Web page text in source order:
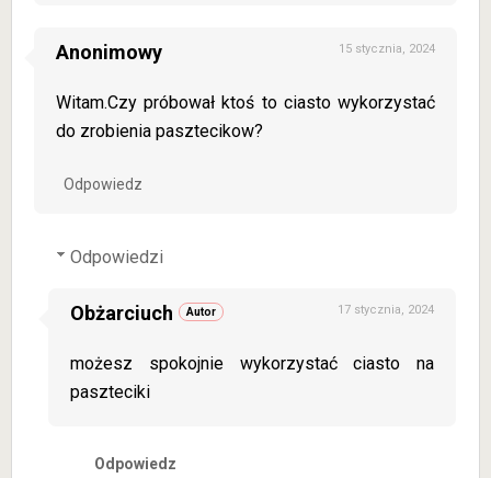
Anonimowy 15 stycznia, 2024
Witam.Czy próbował ktoś to ciasto wykorzystać
do zrobienia pasztecikow?
Odpowiedz
Odpowiedzi
Obżarciuch 17 stycznia, 2024
możesz spokojnie wykorzystać ciasto na
paszteciki
Odpowiedz